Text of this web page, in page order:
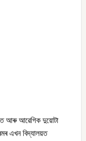
আৰু আৱেগিক দুয়োটা
এখন বিদ্যালয়ত